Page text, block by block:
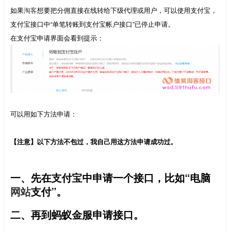
如果淘客想要把分佣直接在线转给下级代理或用户，可以使用支付宝，
支付宝接口中“单笔转账到支付宝帐户接口”已停止申请。
在支付宝申请界面会看到提示：
可以用如下方法申请：
【注意】以下方法不包过，我自己用这方法申请成功过。
一、先在支付宝中申请一个接口，比如“电脑
网站支付”。
二、再到蚂蚁金服申请接口。